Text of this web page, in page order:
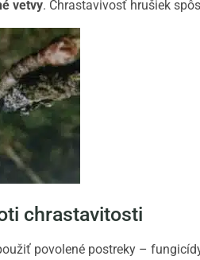
vetvy. Chrastavivosť hrušiek
chrastavitosti
povolené postreky –